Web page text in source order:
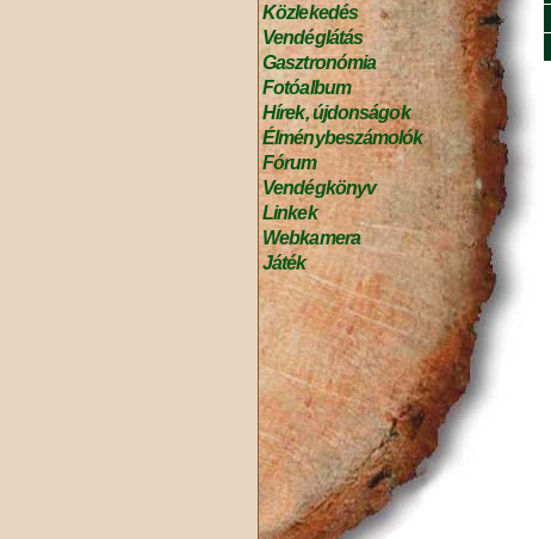
Közlekedés
Vendéglátás
Gasztronómia
Fotóalbum
Hírek, újdonságok
Élménybeszámolók
Fórum
Vendégkönyv
Linkek
Webkamera
Játék